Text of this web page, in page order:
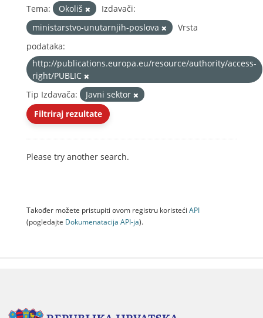
Tema:
Okoliš
Izdavači:
ministarstvo-unutarnjih-poslova
Vrsta
podataka:
http://publications.europa.eu/resource/authority/access-
right/PUBLIC
Tip Izdavača:
Javni sektor
Filtriraj rezultate
Please try another search.
Također možete pristupiti ovom registru koristeći API
(pogledajte Dokumenаtаcijа API-jа).